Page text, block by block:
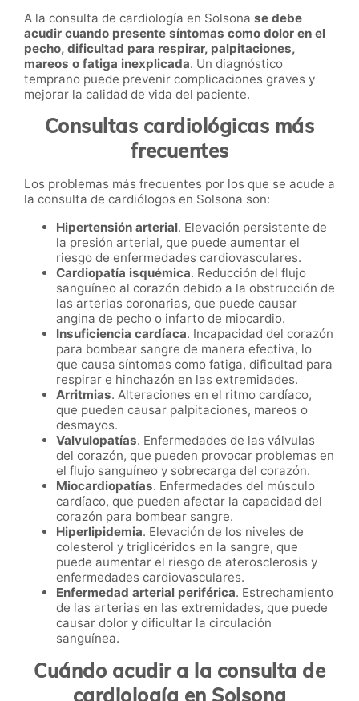
A la consulta de cardiología en Solsona se debe
acudir cuando presente síntomas como dolor en el
pecho, dificultad para respirar, palpitaciones,
mareos o fatiga inexplicada. Un diagnóstico
temprano puede prevenir complicaciones graves y
mejorar la calidad de vida del paciente.
Consultas cardiológicas más
frecuentes
Los problemas más frecuentes por los que se acude a
la consulta de cardiólogos en Solsona son:
Hipertensión arterial. Elevación persistente de
la presión arterial, que puede aumentar el
riesgo de enfermedades cardiovasculares.
Cardiopatía isquémica. Reducción del flujo
sanguíneo al corazón debido a la obstrucción de
las arterias coronarias, que puede causar
angina de pecho o infarto de miocardio.
Insuficiencia cardíaca. Incapacidad del corazón
para bombear sangre de manera efectiva, lo
que causa síntomas como fatiga, dificultad para
respirar e hinchazón en las extremidades.
Arritmias. Alteraciones en el ritmo cardíaco,
que pueden causar palpitaciones, mareos o
desmayos.
Valvulopatías. Enfermedades de las válvulas
del corazón, que pueden provocar problemas en
el flujo sanguíneo y sobrecarga del corazón.
Miocardiopatías. Enfermedades del músculo
cardíaco, que pueden afectar la capacidad del
corazón para bombear sangre.
Hiperlipidemia. Elevación de los niveles de
colesterol y triglicéridos en la sangre, que
puede aumentar el riesgo de aterosclerosis y
enfermedades cardiovasculares.
Enfermedad arterial periférica. Estrechamiento
de las arterias en las extremidades, que puede
causar dolor y dificultar la circulación
sanguínea.
Cuándo acudir a la consulta de
cardiología en Solsona